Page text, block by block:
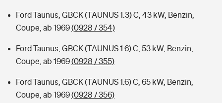
Ford Taunus, GBCK (TAUNUS 1.3) C, 43 kW, Benzin,
Coupe, ab 1969(0928 / 354)
Ford Taunus, GBCK (TAUNUS 1.6) C, 53 kW, Benzin,
Coupe, ab 1969(0928 / 355)
Ford Taunus, GBCK (TAUNUS 1.6) C, 65 kW, Benzin,
Coupe, ab 1969(0928 / 356)